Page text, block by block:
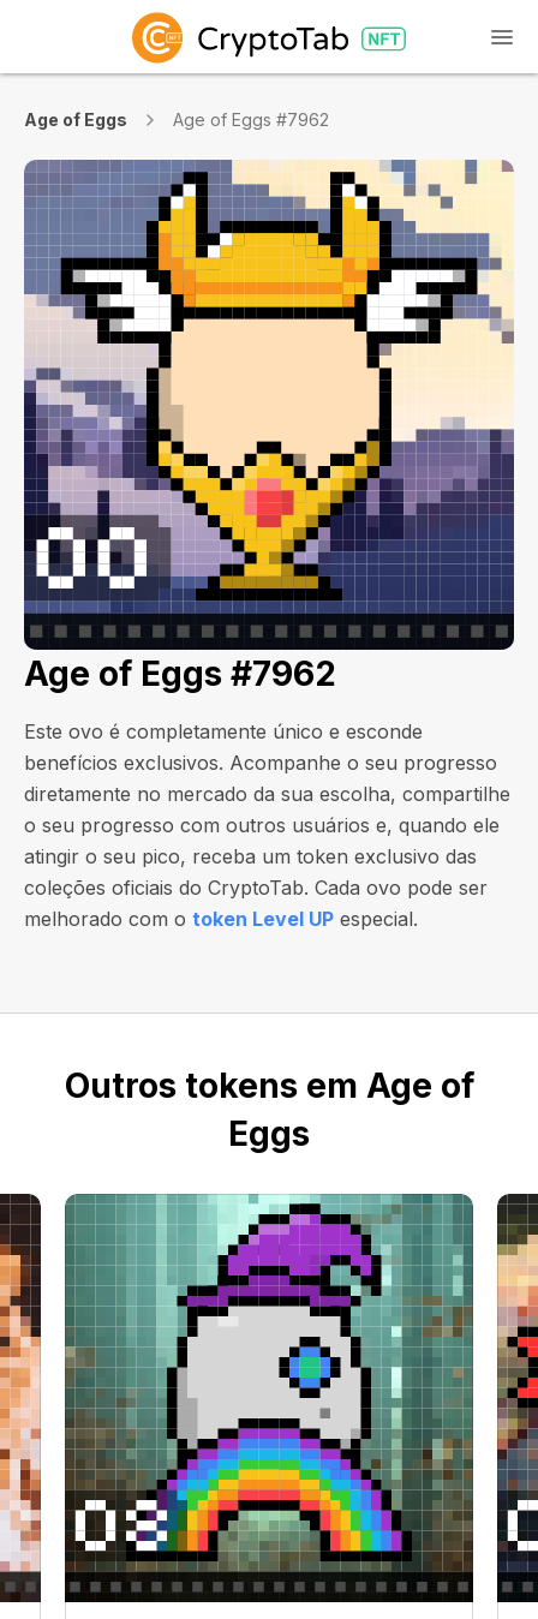
Age of Eggs Age of Eggs #7962
Age of Eggs #7962
Este ovo é completamente único e esconde
benefícios exclusivos. Acompanhe o seu progresso
diretamente no mercado da sua escolha, compartilhe
o seu progresso com outros usuários e, quando ele
atingir o seu pico, receba um token exclusivo das
coleções oficiais do CryptoTab. Cada ovo pode ser
melhorado com o token Level UP especial.
Outros tokens em Age of
Eggs